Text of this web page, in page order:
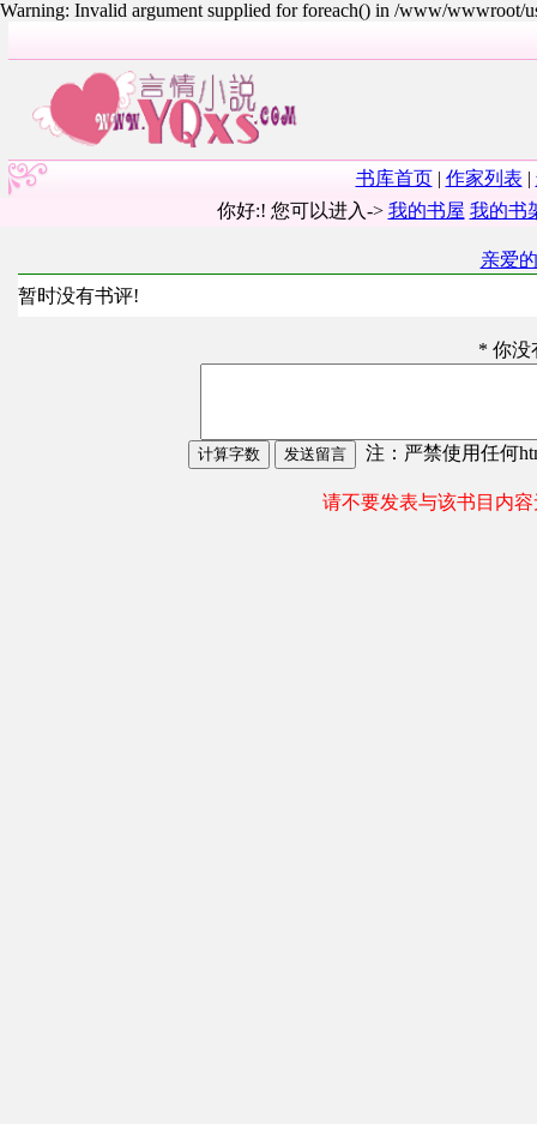
Warning: Invalid argument supplied for foreach() in /www/wwwroot/
书库首页| 作家列表 |
你好:! 您可以进入-> 我的书屋 我的书
亲爱
暂时没有书评!
* 你没
注：严禁使用任何
请不要发表与该书目内